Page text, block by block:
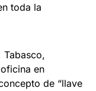
toda la
Tabasco,
en
de “llave